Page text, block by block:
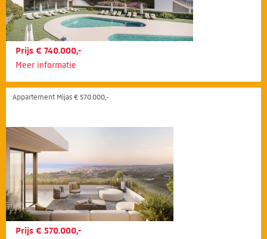
Prijs € 740.000,-
Meer informatie
Appartement Mijas € 570.000,-
Prijs € 570.000,-